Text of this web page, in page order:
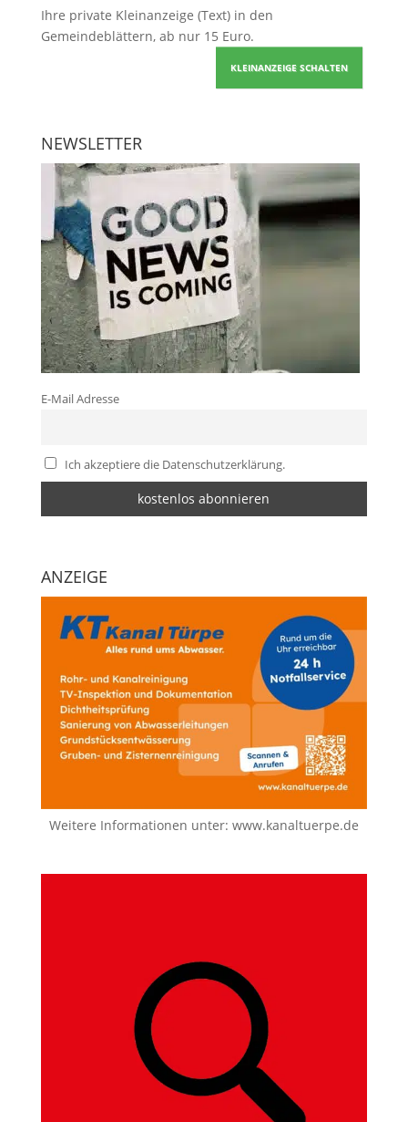
Ihre private Kleinanzeige (Text) in den
Gemeindeblättern, ab nur 15 Euro.
KLEINANZEIGE SCHALTEN
NEWSLETTER
E-Mail Adresse
Ich akzeptiere die Datenschutzerklärung.
ANZEIGE
Weitere Informationen unter: www.kanaltuerpe.de